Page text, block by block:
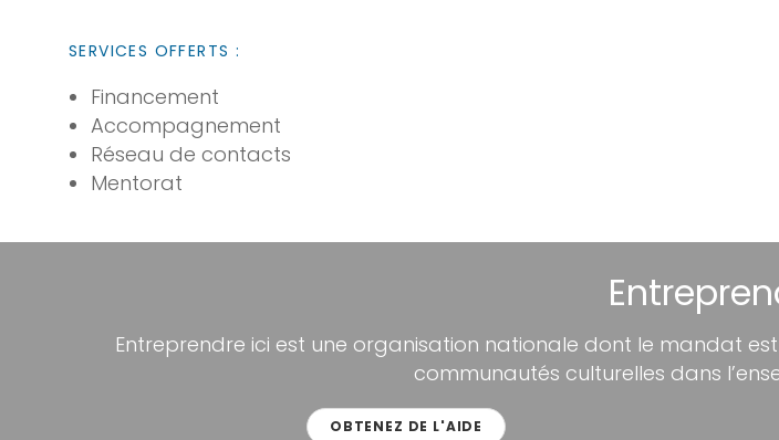
SERVICES OFFERTS :
Financement
Accompagnement
Réseau de contacts
Mentorat
Entreprendre ici est une organisation nationale dont le mandat
communautés culturelles dans
OBTENEZ DE L'AIDE